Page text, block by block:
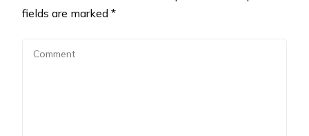
fields are marked *